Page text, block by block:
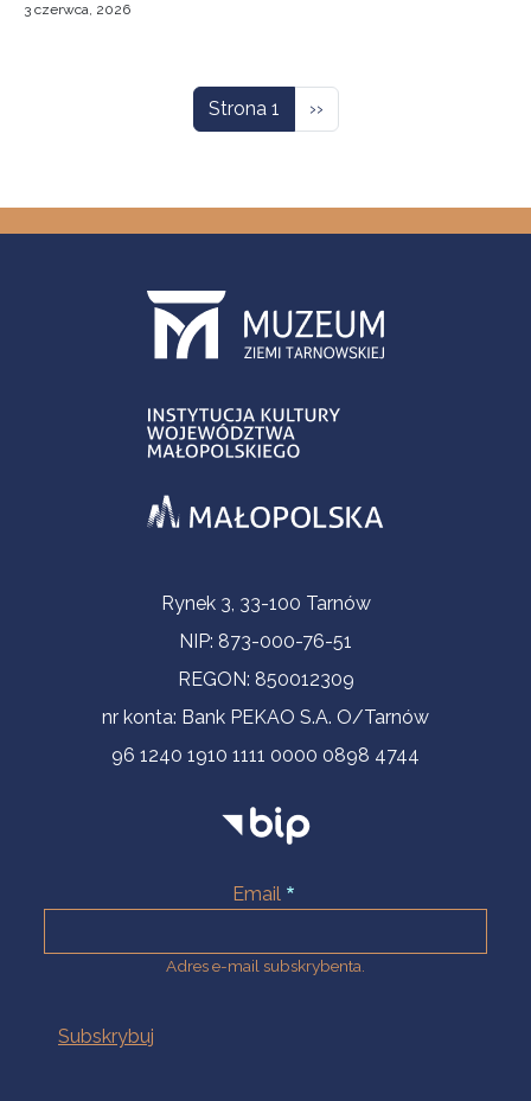
3 czerwca, 2026
Strona 1 Następna strona
››
Informacje kontaktoweRynek 3, 33-100 Tarnów
NIP: 873-000-76-51
REGON: 850012309
nr konta: Bank PEKAO S.A. O/Tarnów
96 1240 1910 1111 0000 0898 4744
Email
Adres e-mail subskrybenta.